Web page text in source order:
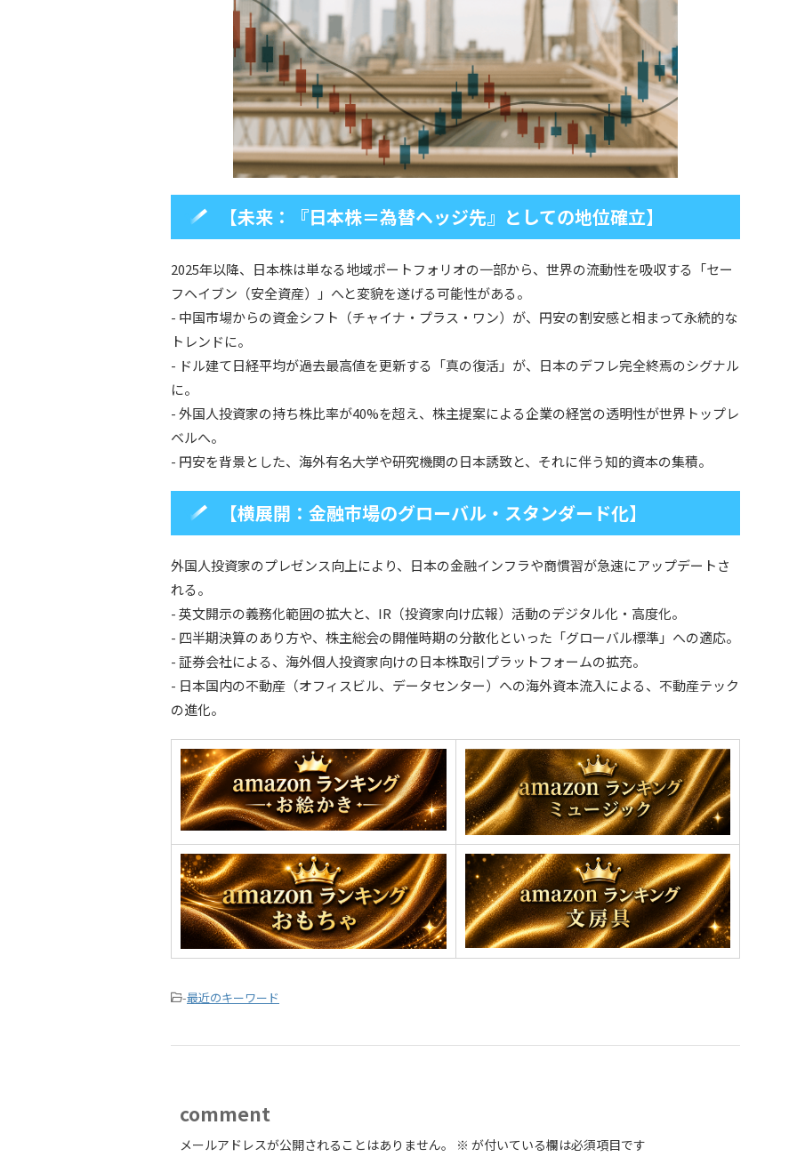
【未来：『日本株＝為替ヘッジ先』としての地位確立】
2025年以降、日本株は単なる地域ポートフォリオの一部から、世界の流動性を吸収する「セー
フヘイブン（安全資産）」へと変貌を遂げる可能性がある。
- 中国市場からの資金シフト（チャイナ・プラス・ワン）が、円安の割安感と相まって永続的な
トレンドに。
- ドル建て日経平均が過去最高値を更新する「真の復活」が、日本のデフレ完全終焉のシグナル
に。
- 外国人投資家の持ち株比率が40%を超え、株主提案による企業の経営の透明性が世界トップレ
ベルへ。
- 円安を背景とした、海外有名大学や研究機関の日本誘致と、それに伴う知的資本の集積。
【横展開：金融市場のグローバル・スタンダード化】
外国人投資家のプレゼンス向上により、日本の金融インフラや商慣習が急速にアップデートさ
れる。
- 英文開示の義務化範囲の拡大と、IR（投資家向け広報）活動のデジタル化・高度化。
- 四半期決算のあり方や、株主総会の開催時期の分散化といった「グローバル標準」への適応。
- 証券会社による、海外個人投資家向けの日本株取引プラットフォームの拡充。
- 日本国内の不動産（オフィスビル、データセンター）への海外資本流入による、不動産テック
の進化。
-最近のキーワード
comment
メールアドレスが公開されることはありません。 ※ が付いている欄は必須項目です